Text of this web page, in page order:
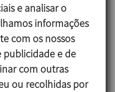
BRASIL
e analisar o
informações
com os nossos
publicidade e de
com outras
ou recolhidas por